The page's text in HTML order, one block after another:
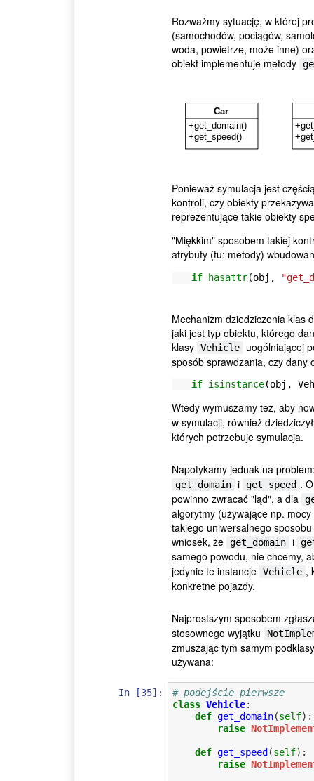
Rozważmy sytuację, w której
(samochodów, pociągów,
woda, powietrze, może inne)
obiekt implementuje metody
Ponieważ symulacja jest
kontroli, czy obiekty
reprezentujące takie obiekty
"Miękkim" sposobem takiej
atrybuty (tu: metody)
if hasattr(obj ,
Mechanizm dziedziczenia klas
jaki jest typ obiektu, którego
klasy Vehicle
uogólniającej
sposób sprawdzania, czy dany
if isinstance(obj ,
Wtedy wymuszamy też, aby
w symulacji, również
których potrzebuje symulacja.
Napotykamy jednak na
get_domain i get_speed .
powinno zwracać "ląd", a dla
algorytmy (używające np.
takiego uniwersalnego
wniosek, że get_domain i
samego powodu, nie chcemy,
jedynie te instancje Vehicle ,
konkretne pojazdy.
Najprostszym sposobem
stosownego wyjątku
zmuszając tym samym
używana:
In [35]:
# podejście pierwsze
class Vehicle:
def get_domain(self):
raise
def get_speed (self):
raise